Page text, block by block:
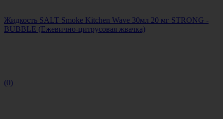
Жидкость SALT Smoke Kitchen Wave 30мл 20 мг STRONG -
BUBBLE (Ежевично-цитрусовая жвачка)
(0)